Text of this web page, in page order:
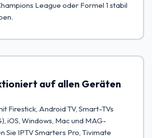
League oder Formel 1 stabil
auf allen Geräten
Firestick, Android TV, Smart-TVs
iOS, Windows, Mac und MAG-
Sie IPTV Smarters Pro, Tivimate